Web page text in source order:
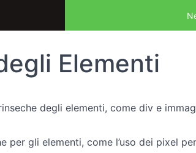
Elementi
degli elementi, come div e
per gli elementi, come l’uso dei pixel